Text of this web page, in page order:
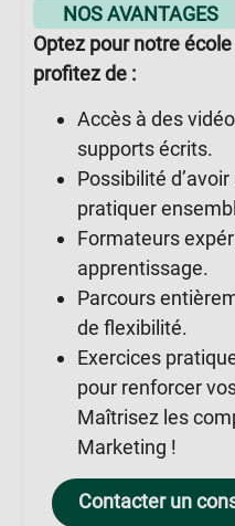
NOS AVANTAGES
Optez pour notre
profitez de :
Accès à des
supports écrits.
Possibilité
pratiquer
Formateurs
apprentissage.
Parcours
de flexibilité.
Exercices
pour renforcer
Maîtrisez les
Marketing !
Contacter un